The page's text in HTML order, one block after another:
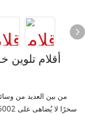
من بين العديد من